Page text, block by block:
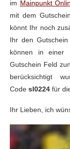
im Mainpunkt
mit dem
könnt Ihr noch
Ihr den Gutschein
können in einer
Gutschein Feld
berücksichtigt
Code sl0224 für
Ihr Lieben, ich